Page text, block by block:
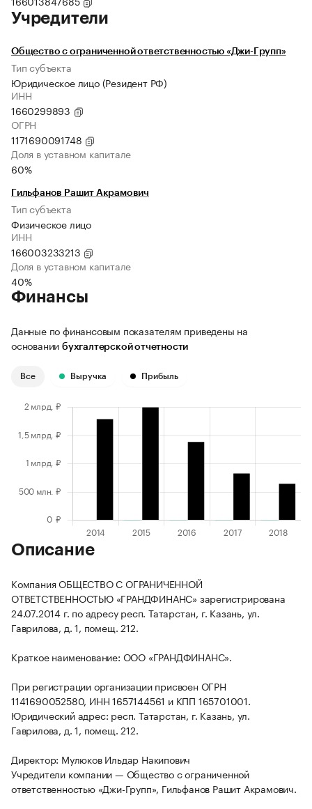
Учредители
Общество с ограниченной ответственностью «Джи-Групп»
Тип субъекта
Юридическое лицо (Резидент РФ)
ИНН
1660299893
ОГРН
1171690091748
Доля в уставном капитале
60%
Гильфанов Рашит Акрамович
Тип субъекта
Физическое лицо
ИНН
166003233213
Доля в уставном капитале
40%
Финансы
Данные по финансовым показателям приведены на
основании бухгалтерской отчетности
Все Выручка Прибыль
Описание
Компания ОБЩЕСТВО С ОГРАНИЧЕННОЙ
ОТВЕТСТВЕННОСТЬЮ «ГРАНДФИНАНС» зарегистрирована
24.07.2014 г. по адресу респ. Татарстан, г. Казань, ул.
Гаврилова, д. 1, помещ. 212.
Краткое наименование: ООО «ГРАНДФИНАНС».
При регистрации организации присвоен ОГРН
1141690052580, ИНН 1657144561 и КПП 165701001.
Юридический адрес: респ. Татарстан, г. Казань, ул.
Гаврилова, д. 1, помещ. 212.
Директор: Мулюков Ильдар Накипович
Учредители компании — Общество с ограниченной
ответственностью «Джи-Групп», Гильфанов Рашит Акрамович.